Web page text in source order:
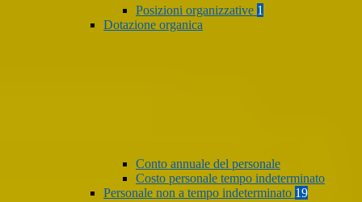
Posizioni organizzative 1
Dotazione organica
Conto annuale del personale
Costo personale tempo indeterminato
Personale non a tempo indeterminato 19